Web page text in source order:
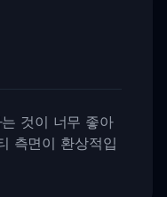
것이 너무 좋아
측면이 환상적입